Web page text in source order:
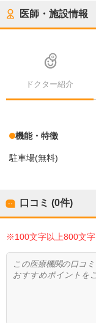
医師・施設情報
ドクター紹介
機能・特徴
駐車場(無料)
口コミ (0件)
※100文字以上800文